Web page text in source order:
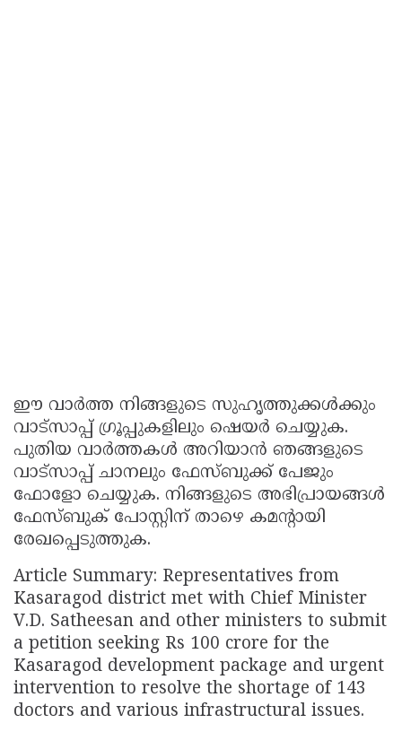
ഈ വാർത്ത നിങ്ങളുടെ സുഹൃത്തുക്കൾക്കും
വാട്സാപ്പ് ഗ്രൂപ്പുകളിലും ഷെയർ ചെയ്യുക.
പുതിയ വാർത്തകൾ അറിയാൻ ഞങ്ങളുടെ
വാട്സാപ്പ് ചാനലും ഫേസ്ബുക്ക് പേജും
ഫോളോ ചെയ്യുക. നിങ്ങളുടെ അഭിപ്രായങ്ങൾ
ഫേസ്ബുക് പോസ്റ്റിന് താഴെ കമന്റായി
രേഖപ്പെടുത്തുക.
Article Summary: Representatives from
Kasaragod district met with Chief Minister
V.D. Satheesan and other ministers to submit
a petition seeking Rs 100 crore for the
Kasaragod development package and urgent
intervention to resolve the shortage of 143
doctors and various infrastructural issues.